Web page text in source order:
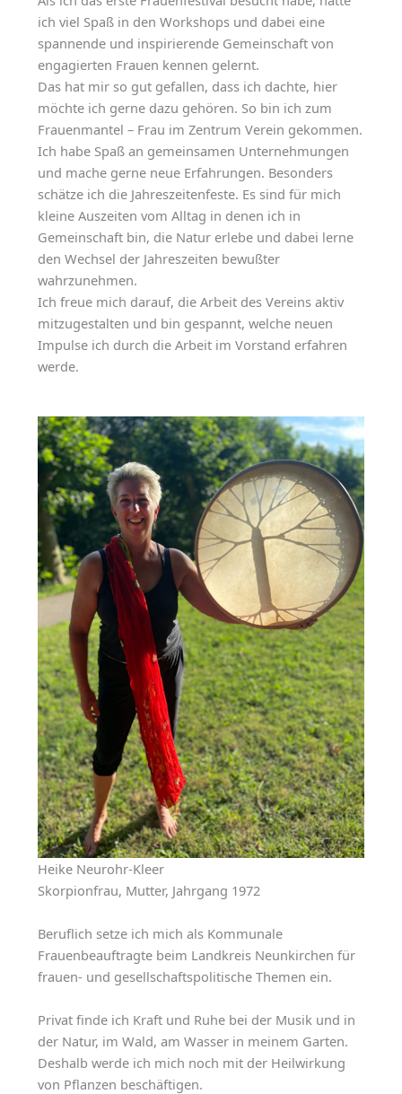
ich viel Spaß in den Workshops und dabei eine
spannende und inspirierende Gemeinschaft von
engagierten Frauen kennen gelernt.
Das hat mir so gut gefallen, dass ich dachte, hier
möchte ich gerne dazu gehören. So bin ich zum
Frauenmantel – Frau im Zentrum Verein gekommen.
Ich habe Spaß an gemeinsamen Unternehmungen
und mache gerne neue Erfahrungen. Besonders
schätze ich die Jahreszeitenfeste. Es sind für mich
kleine Auszeiten vom Alltag in denen ich in
Gemeinschaft bin, die Natur erlebe und dabei lerne
den Wechsel der Jahreszeiten bewußter
wahrzunehmen.
Ich freue mich darauf, die Arbeit des Vereins aktiv
mitzugestalten und bin gespannt, welche neuen
Impulse ich durch die Arbeit im Vorstand erfahren
werde.
Heike Neurohr-Kleer
Skorpionfrau, Mutter, Jahrgang 1972
Beruflich setze ich mich als Kommunale
Frauenbeauftragte beim Landkreis Neunkirchen für
frauen- und gesellschaftspolitische Themen ein.
Privat finde ich Kraft und Ruhe bei der Musik und in
der Natur, im Wald, am Wasser in meinem Garten.
Deshalb werde ich mich noch mit der Heilwirkung
von Pflanzen beschäftigen.